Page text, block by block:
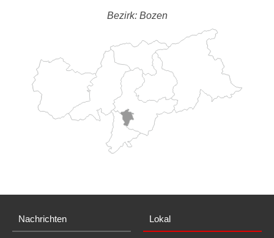
Bezirk: Bozen
Nachrichten Lokal